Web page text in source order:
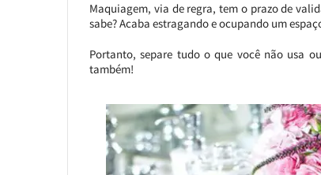
Maquiagem, via de regra, tem o prazo de
sabe? Acaba estragando e ocupando um
Portanto, separe tudo o que você não usa
também!